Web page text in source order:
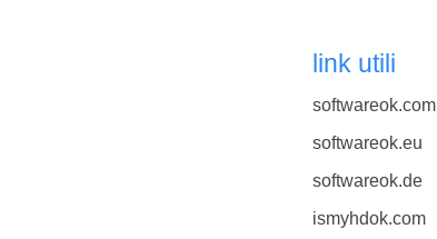
link utili
softwareok.com
softwareok.eu
softwareok.de
ismyhdok.com